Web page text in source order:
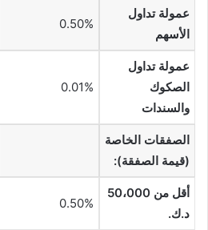
عمولة تداول
الأسهم
0.50%
عمولة تداول
الصكوك
والسندات
0.01%
الصفقات الخاصة
(قيمة الصفقة):
أقل من 50،000
د.ك.
0.50%